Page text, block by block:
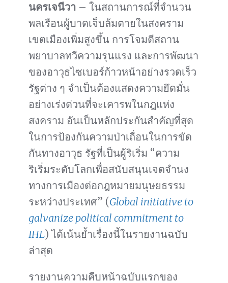
นครเจนีวา – ในสถานการณ์ที่จำนวน
พลเรือนผู้บาดเจ็บล้มตายในสงคราม
เขตเมืองเพิ่มสูงขึ้น การโจมตีสถาน
พยาบาลทวีความรุนแรง และการพัฒนา
ของอาวุธไซเบอร์ก้าวหน้าอย่างรวดเร็ว
รัฐต่าง ๆ จำเป็นต้องแสดงความยึดมั่น
อย่างเร่งด่วนที่จะเคารพในกฎแห่ง
สงคราม อันเป็นหลักประกันสำคัญที่สุด
ในการป้องกันความป่าเถื่อนในการขัด
กันทางอาวุธ รัฐที่เป็นผู้ริเริ่ม “ความ
ริเริ่มระดับโลกเพื่อสนับสนุนเจตจำนง
ทางการเมืองต่อกฎหมายมนุษยธรรม
ระหว่างประเทศ” (Global initiative to
galvanize political commitment to
IHL) ได้เน้นย้ำเรื่องนี้ในรายงานฉบับ
ล่าสุด
รายงานความคืบหน้าฉบับแรกของ